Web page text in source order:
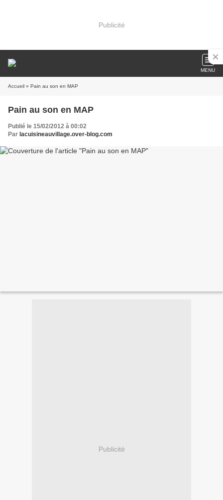
Publicité
MENU
Accueil » Pain au son en MAP
Pain au son en MAP
Publié le 15/02/2012 à 00:02
Par lacuisineauvillage.over-blog.com
Publicité